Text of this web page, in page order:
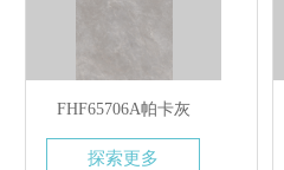
FHF65706A帕卡灰
探索更多